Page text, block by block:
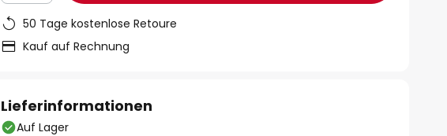
50 Tage kostenlose Retoure
Kauf auf Rechnung
Lieferinformationen
Auf Lager